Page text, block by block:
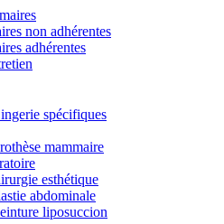
non adhérentes
adhérentes
spécifiques
mammaire
esthétique
abdominale
liposuccion